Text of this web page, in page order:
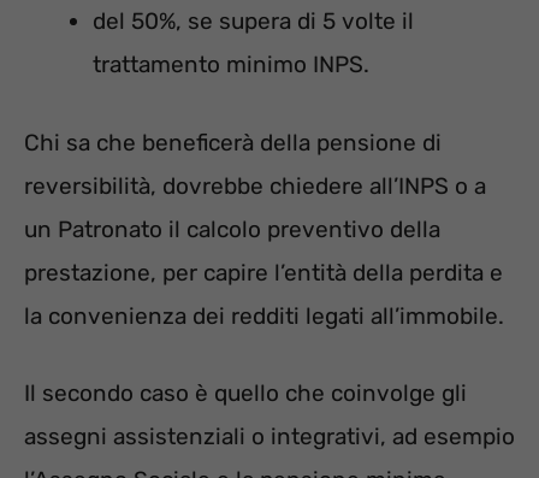
del 50%, se supera di 5 volte il
trattamento minimo INPS.
Chi sa che beneficerà della pensione di
reversibilità, dovrebbe chiedere all’INPS o a
un Patronato il calcolo preventivo della
prestazione, per capire l’entità della perdita e
la convenienza dei redditi legati all’immobile.
Il secondo caso è quello che coinvolge gli
assegni assistenziali o integrativi, ad esempio